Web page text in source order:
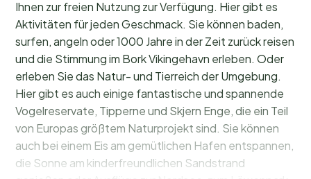
Ihnen zur freien Nutzung zur Verfügung. Hier gibt es
Aktivitäten für jeden Geschmack. Sie können baden,
surfen, angeln oder 1000 Jahre in der Zeit zurück reisen
und die Stimmung im Bork Vikingehavn erleben. Oder
erleben Sie das Natur- und Tierreich der Umgebung.
Hier gibt es auch einige fantastische und spannende
Vogelreservate, Tipperne und Skjern Enge, die ein Teil
von Europas größtem Naturprojekt sind. Sie können
auch bei einem Eis am gemütlichen Hafen entspannen,
die Sonne am kinderfreundlichen Sandstrand